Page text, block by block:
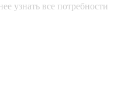
узнать все потребности